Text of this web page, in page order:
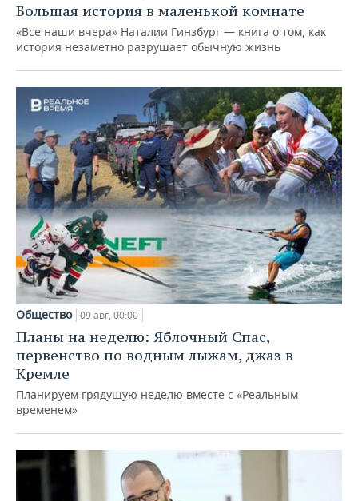
Большая история в маленькой комнате
«Все наши вчера» Наталии Гинзбург — книга о том, как
история незаметно разрушает обычную жизнь
Общество 09 авг, 00:00
Планы на неделю: Яблочный Спас,
первенство по водным лыжам, джаз в
Кремле
Планируем грядущую неделю вместе с «Реальным
временем»